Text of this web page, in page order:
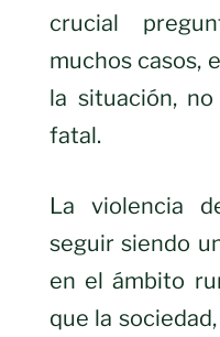
crucial
muchos casos,
la situación,
fatal.
La violencia
seguir siendo
en el ámbito
que la